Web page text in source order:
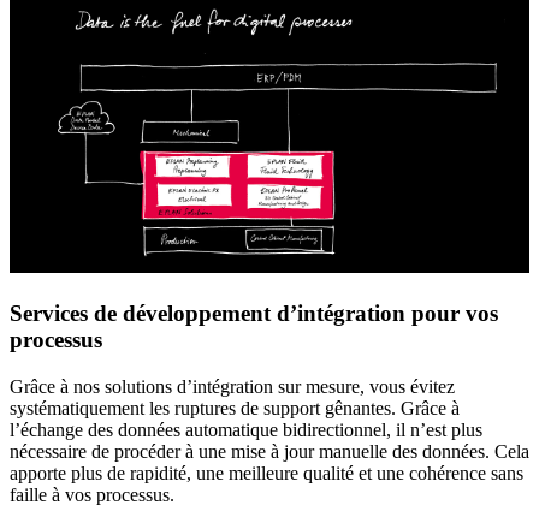
Services de développement d’intégration pour vos
processus
Grâce à nos solutions d’intégration sur mesure, vous évitez
systématiquement les ruptures de support gênantes. Grâce à
l’échange des données automatique bidirectionnel, il n’est plus
nécessaire de procéder à une mise à jour manuelle des données. Cela
apporte plus de rapidité, une meilleure qualité et une cohérence sans
faille à vos processus.